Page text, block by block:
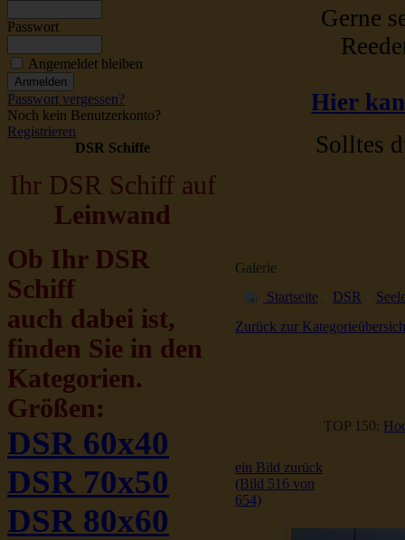
Passwort
Angemeldet bleiben
Passwort vergessen?
Noch kein Benutzerkonto?
Registrieren
DSR Schiffe
Ihr DSR Schiff auf
Leinwand
Ob Ihr DSR
Schiff
auch dabei ist,
finden Sie in den
Kategorien.
Größen:
DSR 60x40
DSR 70x50
DSR 80x60
Gerne
Hier
Solltes
Galerie
Startseite » DSR »
Zurück zur
TOP 150:
ein Bild zurück
(Bild 516 von
654)